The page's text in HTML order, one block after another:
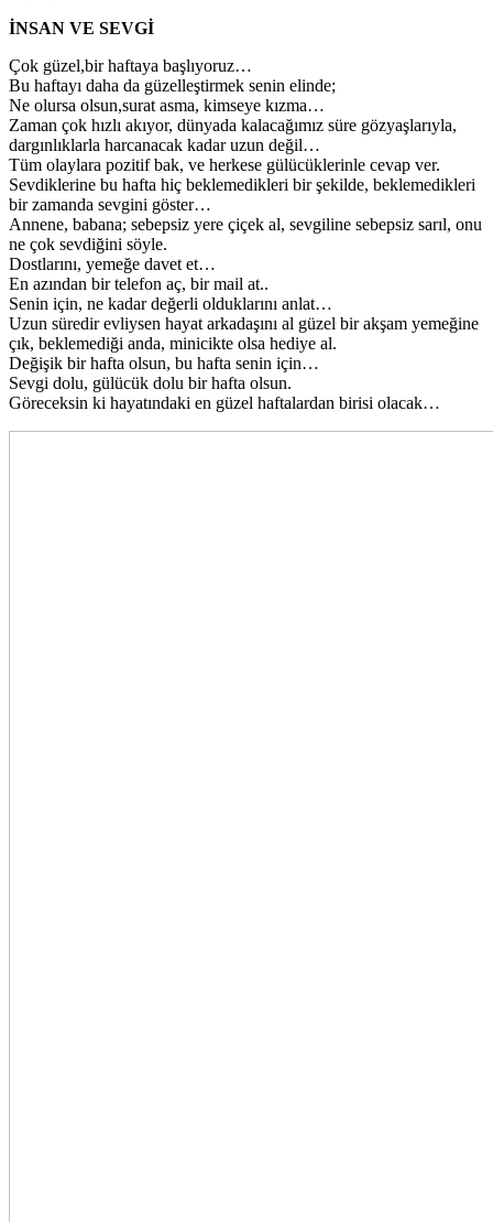
İNSAN VE SEVGİ
Çok güzel,bir haftaya başlıyoruz…
Bu haftayı daha da güzelleştirmek senin elinde;
Ne olursa olsun,surat asma, kimseye kızma…
Zaman çok hızlı akıyor, dünyada kalacağımız süre gözyaşlarıyla,
dargınlıklarla harcanacak kadar uzun değil…
Tüm olaylara pozitif bak, ve herkese gülücüklerinle cevap ver.
Sevdiklerine bu hafta hiç beklemedikleri bir şekilde, beklemedikleri
bir zamanda sevgini göster…
Annene, babana; sebepsiz yere çiçek al, sevgiline sebepsiz sarıl, onu
ne çok sevdiğini söyle.
Dostlarını, yemeğe davet et…
En azından bir telefon aç, bir mail at..
Senin için, ne kadar değerli olduklarını anlat…
Uzun süredir evliysen hayat arkadaşını al güzel bir akşam yemeğine
çık, beklemediği anda, minicikte olsa hediye al.
Değişik bir hafta olsun, bu hafta senin için…
Sevgi dolu, gülücük dolu bir hafta olsun.
Göreceksin ki hayatındaki en güzel haftalardan birisi olacak…